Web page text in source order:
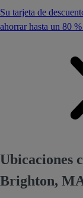
Su tarjeta de
ahorrar hasta un 80
Ubicaciones
Brighton,